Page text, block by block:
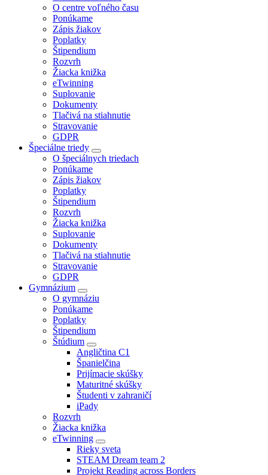
O centre voľného času
Ponúkame
Zápis žiakov
Poplatky
Štipendium
Rozvrh
Žiacka knižka
eTwinning
Suplovanie
Dokumenty
Tlačivá na stiahnutie
Stravovanie
GDPR
Špeciálne triedy
O špeciálnych triedach
Ponúkame
Zápis žiakov
Poplatky
Štipendium
Rozvrh
Žiacka knižka
Suplovanie
Dokumenty
Tlačivá na stiahnutie
Stravovanie
GDPR
Gymnázium
O gymnáziu
Ponúkame
Poplatky
Štipendium
Štúdium
Angličtina C1
Španielčina
Prijímacie skúšky
Maturitné skúšky
Študenti v zahraničí
iPady
Rozvrh
Žiacka knižka
eTwinning
Rieky sveta
STEAM Dream team 2
Projekt Reading across Borders